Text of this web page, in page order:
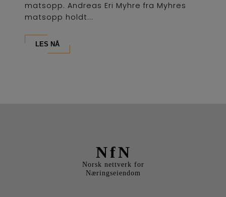
matsopp. Andreas Eri Myhre fra Myhres
matsopp holdt...
LES NÅ
NfN
Norsk nettverk for
Næringseiendom